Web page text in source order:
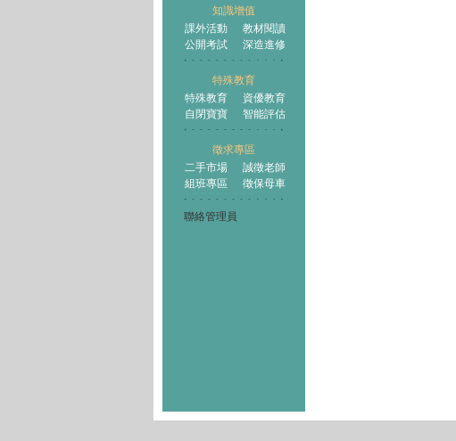
知識增值
課外活動
教材閱讀
公開考試
深造進修
特殊教育
特殊教育
資優教育
自閉寶寶
智能評估
徵求專區
二手市場
誠徵老師
組班專區
徵保母車
聯絡管理員